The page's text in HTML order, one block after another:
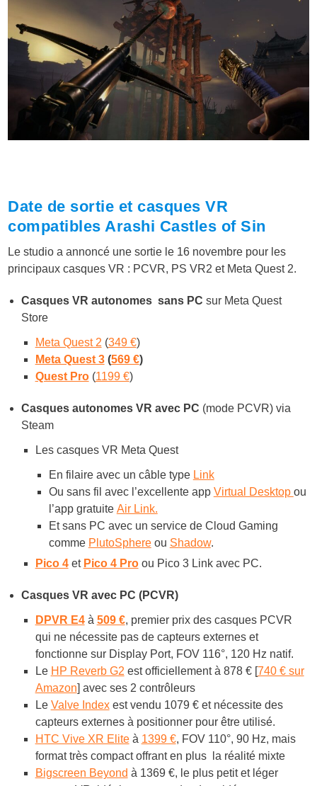
Date de sortie et casques VR
compatibles Arashi Castles of Sin
Le studio a annoncé une sortie le 16 novembre pour les
principaux casques VR : PCVR, PS VR2 et Meta Quest 2.
Casques VR autonomes sans PC sur Meta Quest
Store
Meta Quest 2 (349 €)
Meta Quest 3(569 €)
Quest Pro(1199 €)
Casques autonomes VR avec PC (mode PCVR) via
Steam
Les casques VR Meta Quest
En filaire avec un câble type Link
Ou sans fil avec l’excellente app Virtual Desktop ou
l’app gratuite Air Link.
Et sans PC avec un service de Cloud Gaming
comme PlutoSphereou Shadow.
Pico 4et Pico 4 Proou Pico 3 Link avec PC.
Casques VR avec PC (PCVR)
DPVR E4à 509 €, premier prix des casques PCVR
qui ne nécessite pas de capteurs externes et
fonctionne sur Display Port, FOV 116°, 120 Hz natif.
Le HP Reverb G2 est officiellement à 878 € [740 € sur
Amazon] avec ses 2 contrôleurs
Le Valve Indexest vendu 1079 € et nécessite des
capteurs externes à positionner pour être utilisé.
HTC Vive XR Eliteà 1399 €, FOV 110°, 90 Hz, mais
format très compact offrant en plus la réalité mixte
Bigscreen Beyond à 1369 €, le plus petit et léger